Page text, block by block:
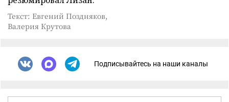
Текст: Евгений Поздняков,
Валерия Крутова
Подписывайтесь на наши каналы